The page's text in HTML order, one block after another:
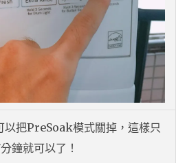
以把PreSoak模式關掉，這樣只
鐘就可以了！